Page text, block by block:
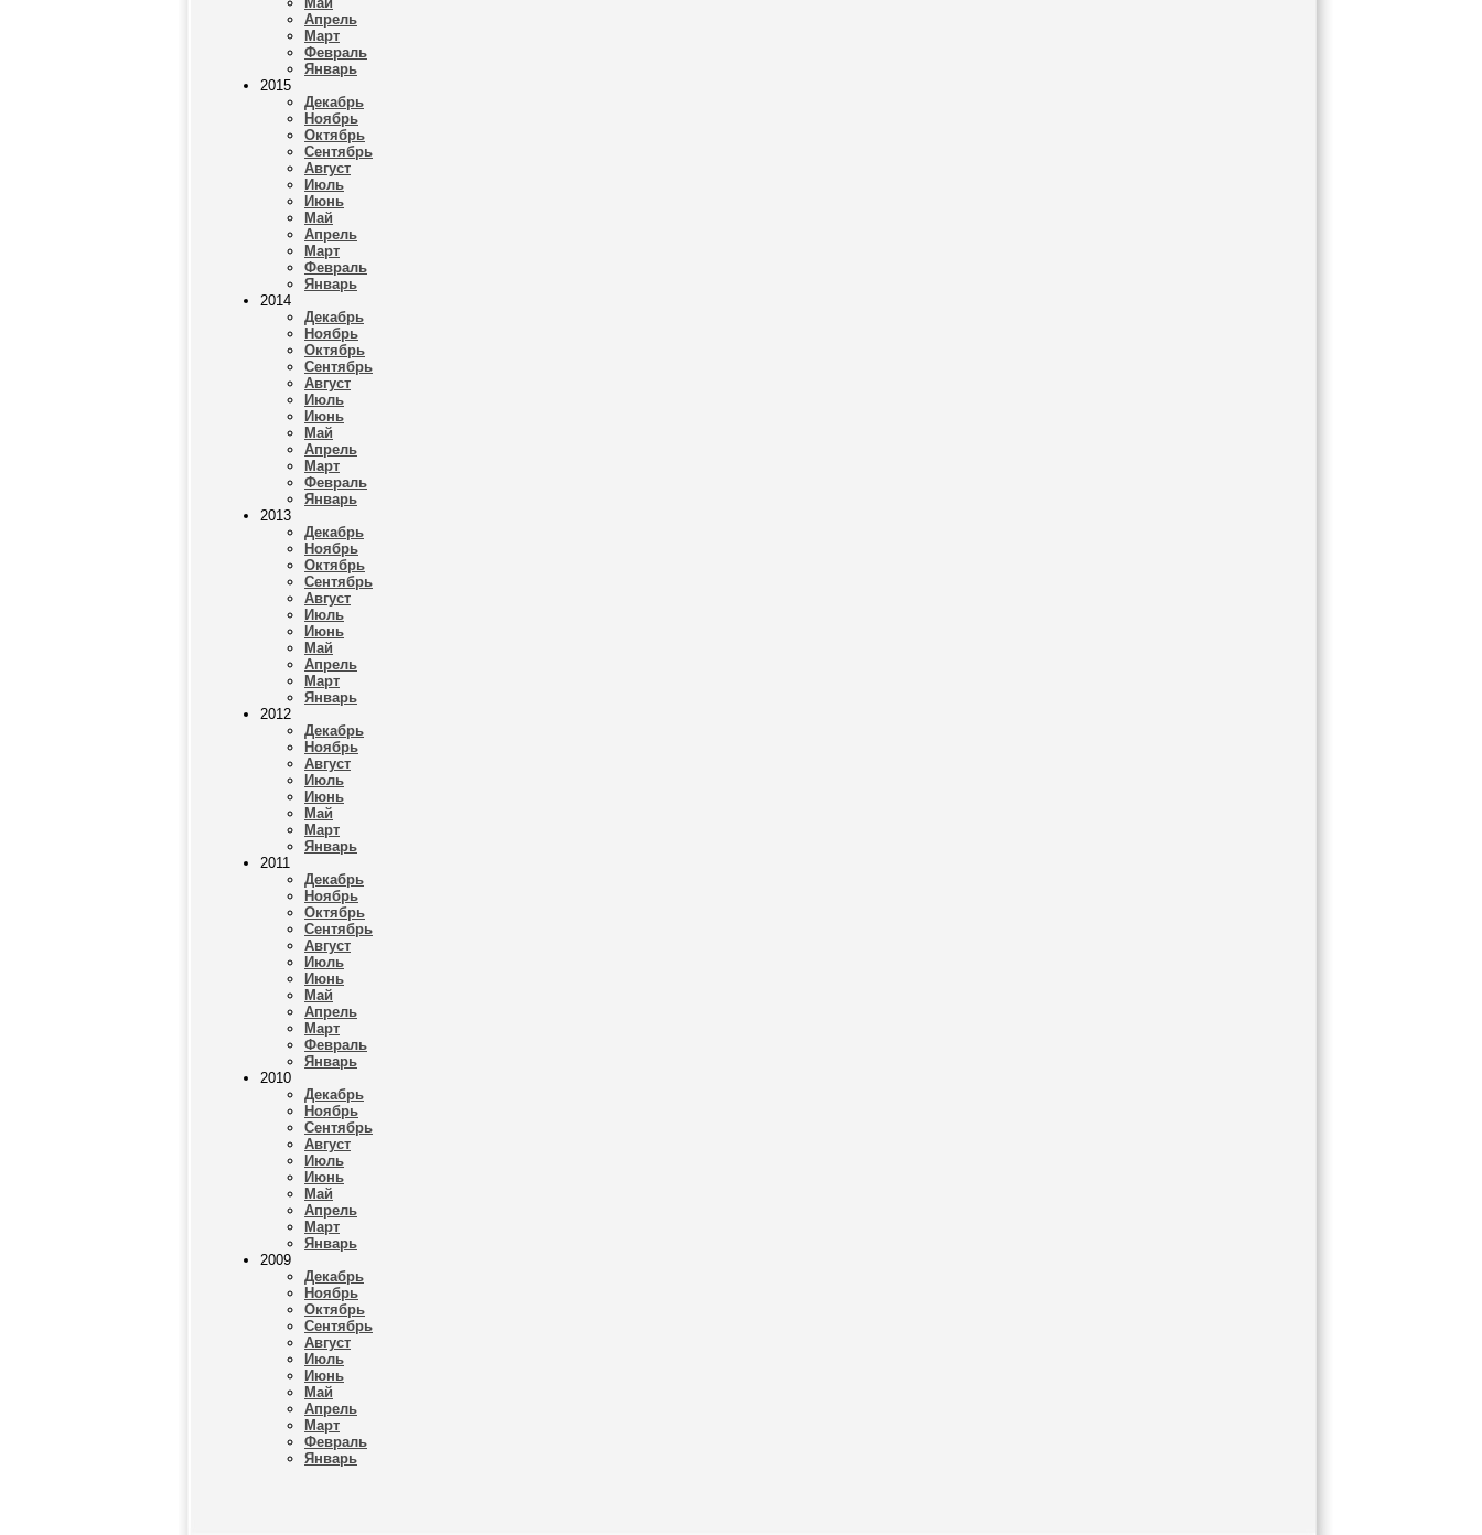
Апрель
Март
Февраль
Январь
2015
Декабрь
Ноябрь
Октябрь
Сентябрь
Август
Июль
Июнь
Май
Апрель
Март
Февраль
Январь
2014
Декабрь
Ноябрь
Октябрь
Сентябрь
Август
Июль
Июнь
Май
Апрель
Март
Февраль
Январь
2013
Декабрь
Ноябрь
Октябрь
Сентябрь
Август
Июль
Июнь
Май
Апрель
Март
Январь
2012
Декабрь
Ноябрь
Август
Июль
Июнь
Май
Март
Январь
2011
Декабрь
Ноябрь
Октябрь
Сентябрь
Август
Июль
Июнь
Май
Апрель
Март
Февраль
Январь
2010
Декабрь
Ноябрь
Сентябрь
Август
Июль
Июнь
Май
Апрель
Март
Январь
2009
Декабрь
Ноябрь
Октябрь
Сентябрь
Август
Июль
Июнь
Май
Апрель
Март
Февраль
Январь